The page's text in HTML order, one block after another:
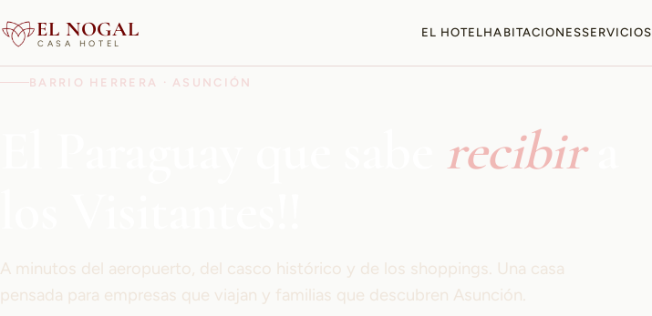
EL NOGAL
CASA HOTEL
EL HOTELHABITACIONESSERVICIOS
BARRIO HERRERA · ASUNCIÓN
recibira
A minutos del aeropuerto, del casco histórico y de los shoppings. Una casa
pensada para empresas que viajan y familias que descubren Asunción.